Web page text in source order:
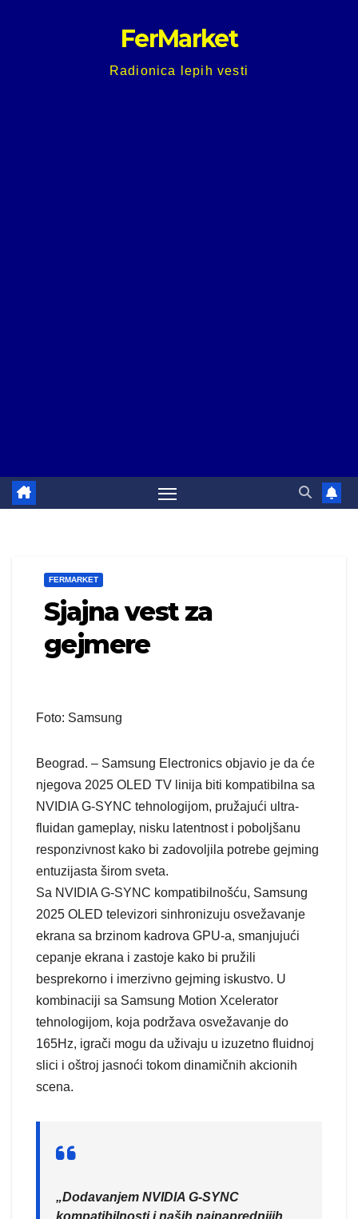
FerMarket
Radionica lepih vesti
FERMARKET
Sjajna vest za
gejmere
Foto: Samsung
Beograd. – Samsung Electronics objavio je da će
njegova 2025 OLED TV linija biti kompatibilna sa
NVIDIA G-SYNC tehnologijom, pružajući ultra-
fluidan gameplay, nisku latentnost i poboljšanu
responzivnost kako bi zadovoljila potrebe gejming
entuzijasta širom sveta.
Sa NVIDIA G-SYNC kompatibilnošću, Samsung
2025 OLED televizori sinhronizuju osvežavanje
ekrana sa brzinom kadrova GPU-a, smanjujući
cepanje ekrana i zastoje kako bi pružili
besprekorno i imerzivno gejming iskustvo. U
kombinaciji sa Samsung Motion Xcelerator
tehnologijom, koja podržava osvežavanje do
165Hz, igrači mogu da uživaju u izuzetno fluidnoj
slici i oštroj jasnoći tokom dinamičnih akcionih
scena.
„Dodavanjem NVIDIA G-SYNC